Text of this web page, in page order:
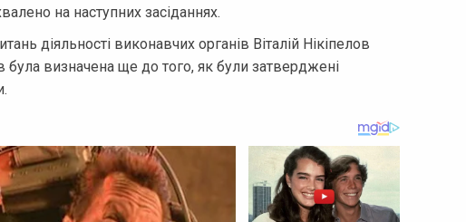
на наступних засіданнях.
діяльності виконавчих органів Віталій Нікіпелов
була визначена ще до того, як були затверджені